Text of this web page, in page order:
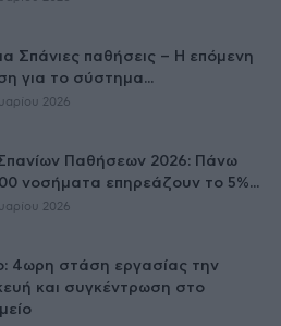
Σπάνιες παθήσεις – Η επόμενη
για το σύστημα...
2026
Παθήσεων 2026: Πάνω
νοσήματα επηρεάζουν το 5%...
2026
4ωρη στάση εργασίας την
και συγκέντρωση στο